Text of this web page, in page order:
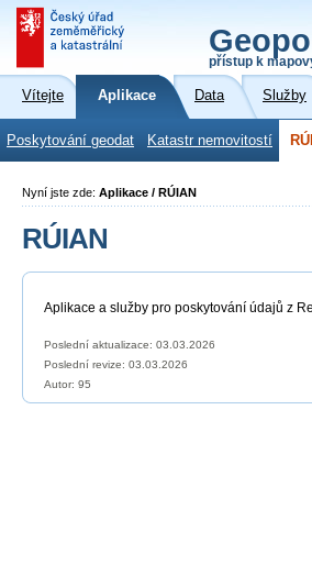
přístup k
Vítejte Aplikace Data Služby
Poskytování geodat Katastr nemovitostí
Nyní jste zde: Aplikace / RÚIAN
RÚIAN
Aplikace a služby pro poskytování údajů z
Poslední aktualizace: 03.03.2026
Poslední revize: 03.03.2026
Autor: 95